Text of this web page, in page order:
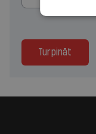
Turpināt